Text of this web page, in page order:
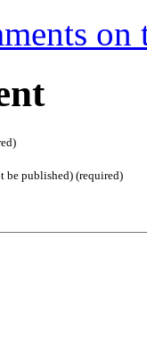
on
published) (required)